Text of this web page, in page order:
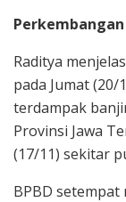
Raditya
pada Jumat (20/
terdampak
Provinsi Jawa
(17/11) sekitar
BPBD